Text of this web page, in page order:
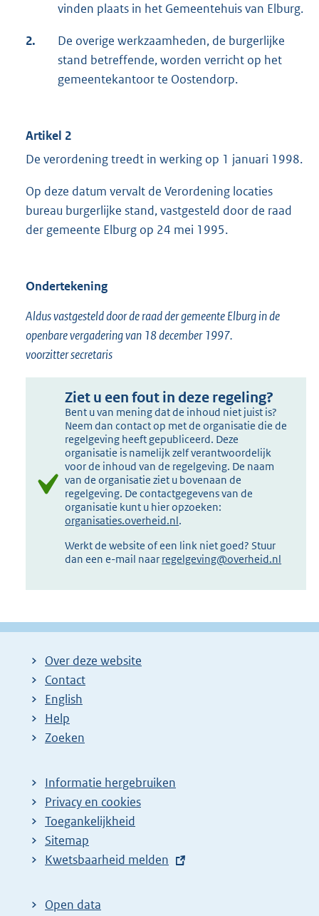
vinden plaats in het Gemeentehuis van Elburg.
2.
De overige werkzaamheden, de burgerlijke
stand betreffende, worden verricht op het
gemeentekantoor te Oostendorp.
Artikel 2
De verordening treedt in werking op 1 januari 1998.
Op deze datum vervalt de Verordening locaties
bureau burgerlijke stand, vastgesteld door de raad
der gemeente Elburg op 24 mei 1995.
Ondertekening
Aldus vastgesteld door de raad der gemeente Elburg in de
openbare vergadering van 18 december 1997.
voorzitter secretaris
Ziet u een fout in deze regeling?
Bent u van mening dat de inhoud niet juist is?
Neem dan contact op met de organisatie die de
regelgeving heeft gepubliceerd. Deze
organisatie is namelijk zelf verantwoordelijk
voor de inhoud van de regelgeving. De naam
van de organisatie ziet u bovenaan de
regelgeving. De contactgegevens van de
organisatie kunt u hier opzoeken:
organisaties.overheid.nl.
Werkt de website of een link niet goed? Stuur
dan een e-mail naar regelgeving@overheid.nl
Over deze website
Contact
English
Help
Zoeken
Informatie hergebruiken
Privacy en cookies
Toegankelijkheid
Sitemap
E
t
Kwetsbaarheid melden
Open data